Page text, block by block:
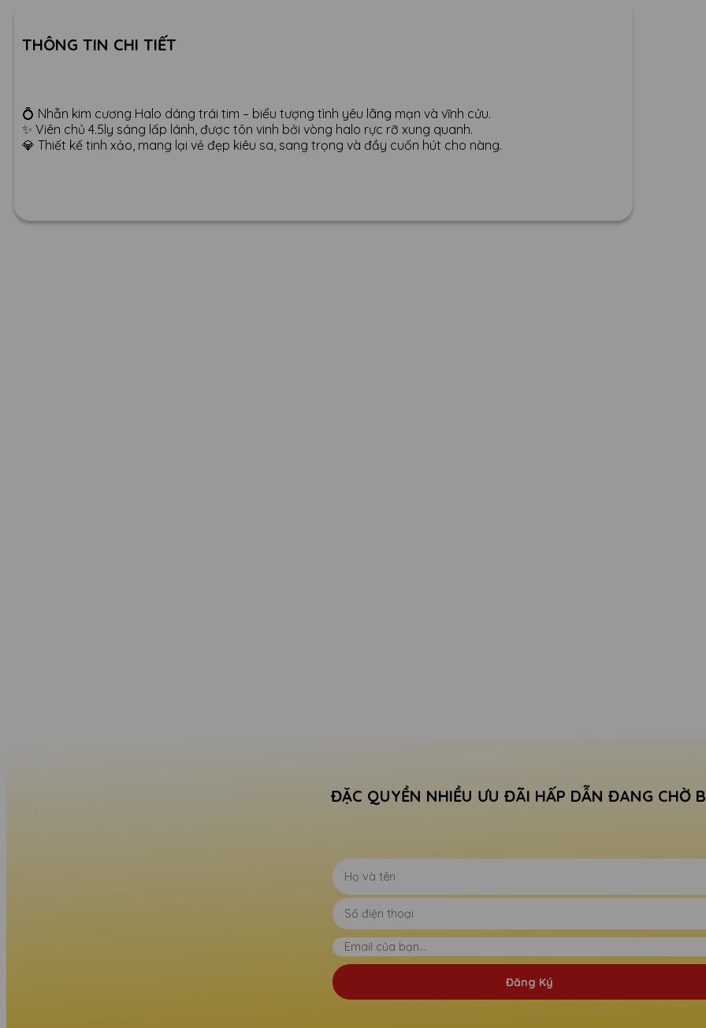
THÔNG TIN CHI TIẾT
💍 Nhẫn kim cương Halo dáng trái tim – biểu tượng tình yêu lãng mạn và vĩnh cửu.
✨ Viên chủ 4.5ly sáng lấp lánh, được tôn vinh bởi vòng halo rực rỡ xung quanh.
💎 Thiết kế tinh xảo, mang lại vẻ đẹp kiêu sa, sang trọng và đầy cuốn hút cho nàng.
ĐẶC QUYỀN NHIỀU ƯU ĐÃI HẤP DẪN ĐANG CHỜ
Đăng Ký